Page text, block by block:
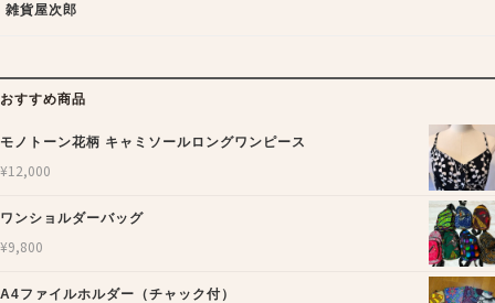
雑貨屋次郎
おすすめ商品
モノトーン花柄 キャミソールロングワンピース
¥12,000
ワンショルダーバッグ
¥9,800
A4ファイルホルダー（チャック付）